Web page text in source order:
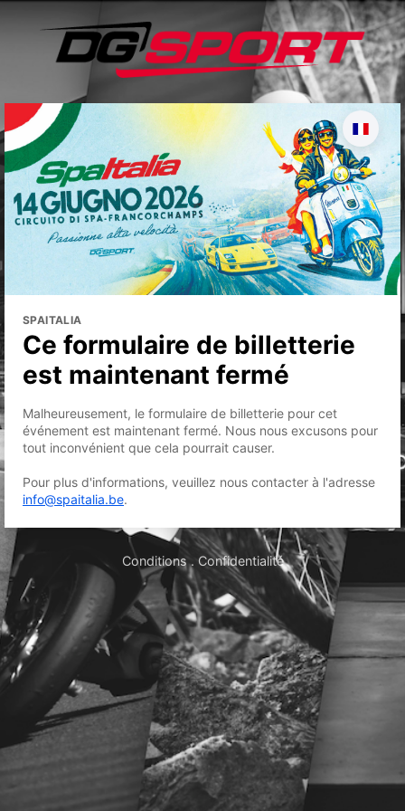
Ce formulaire de billetterie
est maintenant fermé
SPAITALIA
Malheureusement, le formulaire de billetterie pour cet
événement est maintenant fermé. Nous nous excusons pour
tout inconvénient que cela pourrait causer.
Pour plus d'informations, veuillez nous contacter à l'adresse
info@spaitalia.be.
Conditions . Confidentialité